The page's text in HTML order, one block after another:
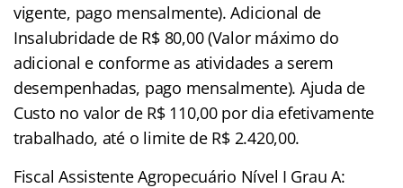
vigente, pago mensalmente). Adicional de
Insalubridade de R$ 80,00 (Valor máximo do
adicional e conforme as atividades a serem
desempenhadas, pago mensalmente). Ajuda de
Custo no valor de R$ 110,00 por dia efetivamente
trabalhado, até o limite de R$ 2.420,00.
Fiscal Assistente Agropecuário Nível I Grau A: